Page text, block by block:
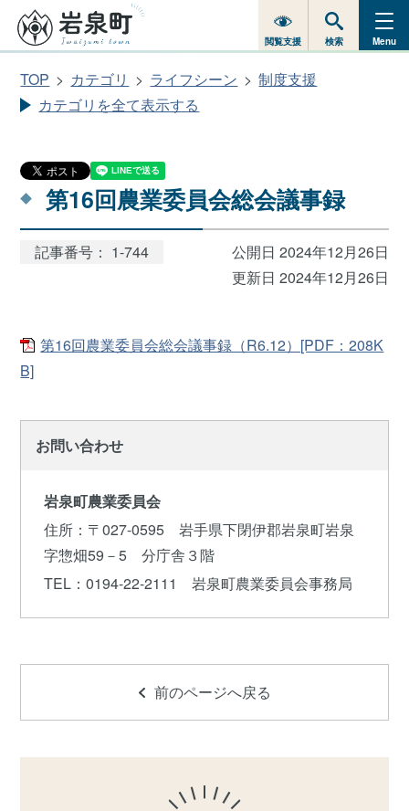
閲覧支援 検索 Menu
TOP カテゴリ ライフシーン
制度支援
カテゴリを全て表示する
第16回農業委員会総会議事録
記事番号： 1-744
公開日 2024年12月26日
更新日 2024年12月26日
第16回農業委員会総会議事録（R6.12）[PDF：208K
B]
お問い合わせ
岩泉町農業委員会
住所 ：〒027-0595 岩手県下閉伊郡岩泉町岩泉
字惣畑59－5 分庁舎３階
TEL ：0194-22-2111 岩泉町農業委員会事務局
前のページへ戻る